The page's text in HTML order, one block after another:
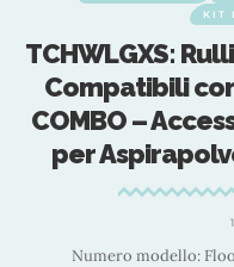
e Filtro HEPA
Floor ONE S5
Pezzi di Ricambio
Secco e Umido
COMBOTipo: Parti for